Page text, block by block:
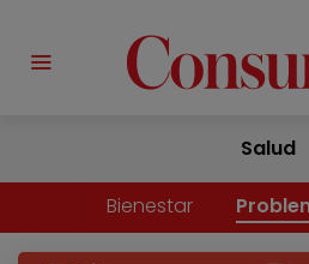
Salud
Bienestar